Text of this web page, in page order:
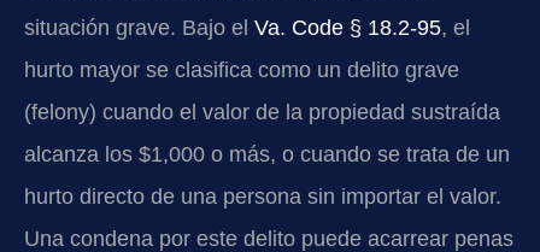
situación grave. Bajo el Va. Code § 18.2-95, el
hurto mayor se clasifica como un delito grave
(felony) cuando el valor de la propiedad sustraída
alcanza los $1,000 o más, o cuando se trata de un
hurto directo de una persona sin importar el valor.
Una condena por este delito puede acarrear penas